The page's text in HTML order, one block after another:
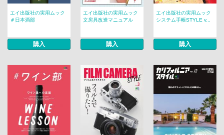
エイ出版社の実用ムック
＃日本酒部
購入
エイ出版社の実用ムック
文房具改造マニュアル
購入
エイ出版社の実用ムック
システム手帳STYLE v...
購入